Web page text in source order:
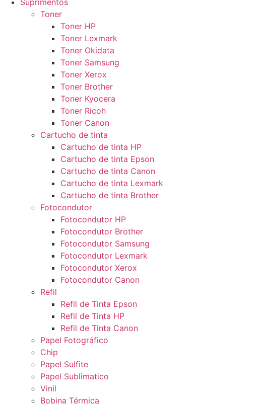
Suprimentos
Toner
Toner HP
Toner Lexmark
Toner Okidata
Toner Samsung
Toner Xerox
Toner Brother
Toner Kyocera
Toner Ricoh
Toner Canon
Cartucho de tinta
Cartucho de tinta HP
Cartucho de tinta Epson
Cartucho de tinta Canon
Cartucho de tinta Lexmark
Cartucho de tinta Brother
Fotocondutor
Fotocondutor HP
Fotocondutor Brother
Fotocondutor Samsung
Fotocondutor Lexmark
Fotocondutor Xerox
Fotocondutor Canon
Refil
Refil de Tinta Epson
Refil de Tinta HP
Refil de Tinta Canon
Papel Fotográfico
Chip
Papel Sulfite
Papel Sublimatico
Vinil
Bobina Térmica